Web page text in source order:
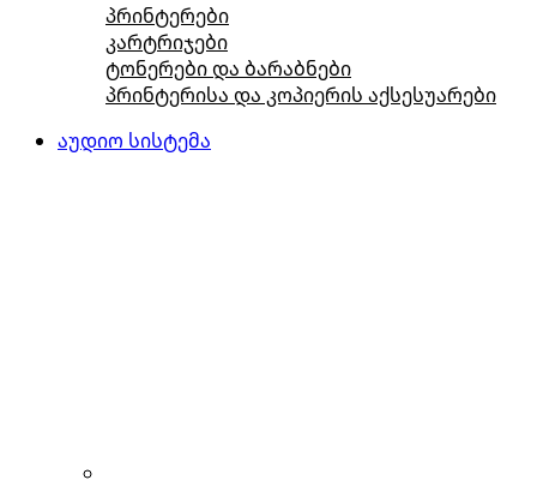
პრინტერები
კარტრიჯები
ტონერები და ბარაბნები
პრინტერისა და კოპიერის აქსესუარები
აუდიო სისტემა